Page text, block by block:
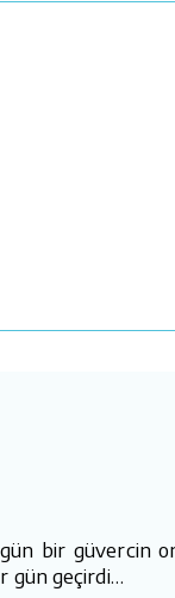
gün bir
gün geçirdi…